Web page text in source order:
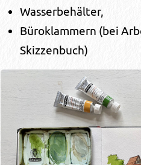
Wasserbehälter,
Büroklammern (bei
Skizzenbuch)